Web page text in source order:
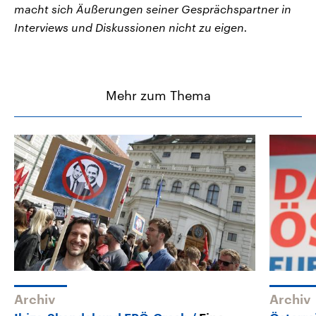
macht sich Äußerungen seiner Gesprächspartner in
Interviews und Diskussionen nicht zu eigen.
Mehr zum Thema
Archiv Archiv